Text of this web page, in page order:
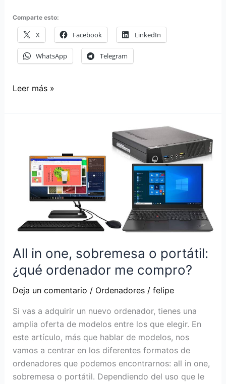
Comparte esto:
X Facebook LinkedIn
WhatsApp Telegram
NiPoGi
PC,
barato
un
duro
de
SSD
Leer más »
All in one, sobremesa o portátil:
¿qué ordenador me compro?
Deja un comentario / Ordenadores/ felipe
Si vas a adquirir un nuevo ordenador, tienes una
amplia oferta de modelos entre los que elegir. En
este artículo, más que hablar de modelos, nos
vamos a centrar en los diferentes formatos de
ordenadores que podemos encontrarnos: all in one,
sobremesa o portátil. Dependiendo del uso que le